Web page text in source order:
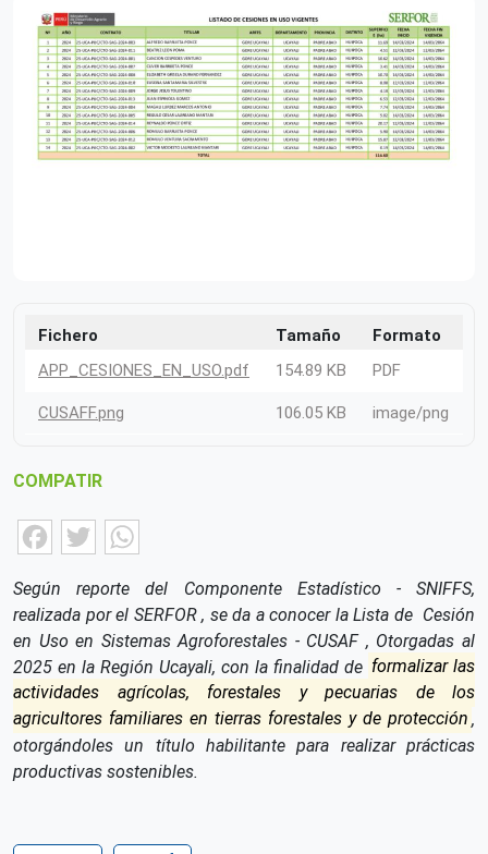
Fichero Tamaño
Formato
APP_CESIONES_EN_USO.pdf
154.89 KB PDF
CUSAFF.png 106.05 KB image/png
COMPATIR
Facebook
Twitter
Según reporte del Componente Estadístico - SNIFFS,
realizada por el SERFOR , se da a conocer la Lista de Cesión
en Uso en Sistemas Agroforestales - CUSAF , Otorgadas al
2025 en la Región Ucayali, con la finalidad de formalizar las
actividades agrícolas, forestales y pecuarias de los
agricultores familiares en tierras forestales y de protección ,
otorgándoles un título habilitante para realizar prácticas
productivas sostenibles.